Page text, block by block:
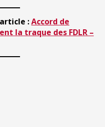
:Accord de
la traque des FDLR –